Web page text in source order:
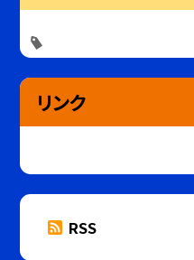
リンク
RSS